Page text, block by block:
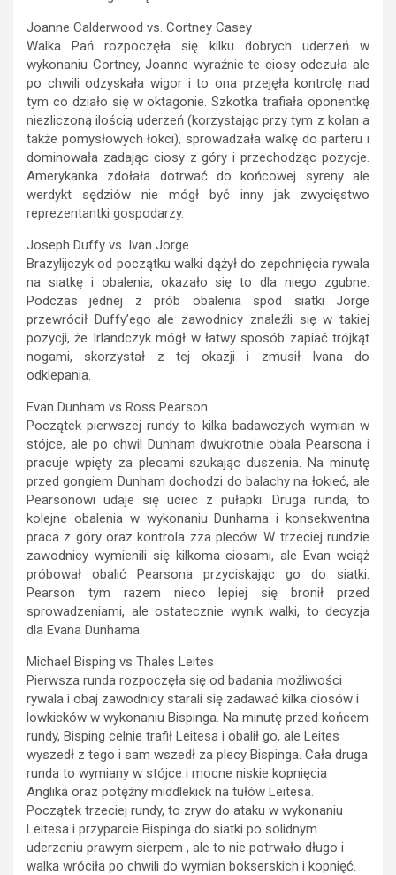
Joanne Calderwood vs. Cortney Casey
Walka Pań rozpoczęła się kilku dobrych uderzeń w
wykonaniu Cortney, Joanne wyraźnie te ciosy odczuła ale
po chwili odzyskała wigor i to ona przejęła kontrolę nad
tym co działo się w oktagonie. Szkotka trafiała oponentkę
niezliczoną ilością uderzeń (korzystając przy tym z kolan a
także pomysłowych łokci), sprowadzała walkę do parteru i
dominowała zadając ciosy z góry i przechodząc pozycje.
Amerykanka zdołała dotrwać do końcowej syreny ale
werdykt sędziów nie mógł być inny jak zwycięstwo
reprezentantki gospodarzy.
Joseph Duffy vs. Ivan Jorge
Brazylijczyk od początku walki dążył do zepchnięcia rywala
na siatkę i obalenia, okazało się to dla niego zgubne.
Podczas jednej z prób obalenia spod siatki Jorge
przewrócił Duffy’ego ale zawodnicy znaleźli się w takiej
pozycji, że Irlandczyk mógł w łatwy sposób zapiać trójkąt
nogami, skorzystał z tej okazji i zmusił Ivana do
odklepania.
Evan Dunham vs Ross Pearson
Początek pierwszej rundy to kilka badawczych wymian w
stójce, ale po chwil Dunham dwukrotnie obala Pearsona i
pracuje wpięty za plecami szukając duszenia. Na minutę
przed gongiem Dunham dochodzi do balachy na łokieć, ale
Pearsonowi udaje się uciec z pułapki. Druga runda, to
kolejne obalenia w wykonaniu Dunhama i konsekwentna
praca z góry oraz kontrola zza pleców. W trzeciej rundzie
zawodnicy wymienili się kilkoma ciosami, ale Evan wciąż
próbował obalić Pearsona przyciskając go do siatki.
Pearson tym razem nieco lepiej się bronił przed
sprowadzeniami, ale ostatecznie wynik walki, to decyzja
dla Evana Dunhama.
Michael Bisping vs Thales Leites
Pierwsza runda rozpoczęła się od badania możliwości
rywala i obaj zawodnicy starali się zadawać kilka ciosów i
lowkicków w wykonaniu Bispinga. Na minutę przed końcem
rundy, Bisping celnie trafił Leitesa i obalił go, ale Leites
wyszedł z tego i sam wszedł za plecy Bispinga. Cała druga
runda to wymiany w stójce i mocne niskie kopnięcia
Anglika oraz potężny middlekick na tułów Leitesa.
Początek trzeciej rundy, to zryw do ataku w wykonaniu
Leitesa i przyparcie Bispinga do siatki po solidnym
uderzeniu prawym sierpem , ale to nie potrwało długo i
walka wróciła po chwili do wymian bokserskich i kopnięć.